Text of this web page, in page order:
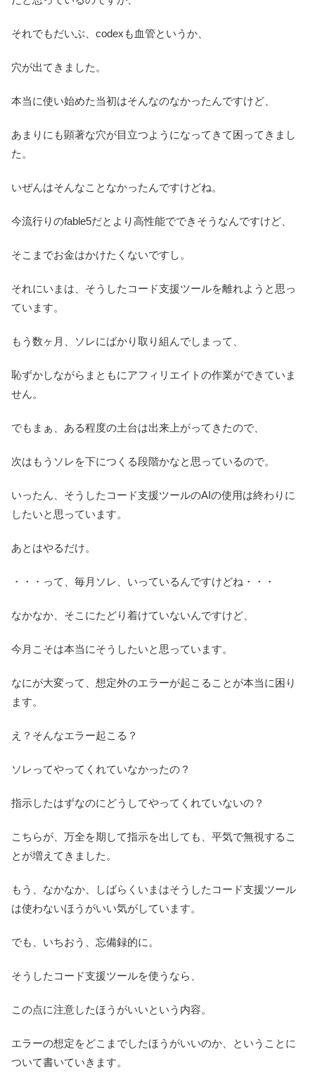
それでもだいぶ、codexも血管というか、
穴が出てきました。
本当に使い始めた当初はそんなのなかったんですけど、
あまりにも顕著な穴が目立つようになってきて困ってきまし
た。
いぜんはそんなことなかったんですけどね。
今流行りのfable5だとより高性能でできそうなんですけど、
そこまでお金はかけたくないですし。
それにいまは、そうしたコード支援ツールを離れようと思っ
ています。
もう数ヶ月、ソレにばかり取り組んでしまって、
恥ずかしながらまともにアフィリエイトの作業ができていま
せん。
でもまぁ、ある程度の土台は出来上がってきたので、
次はもうソレを下につくる段階かなと思っているので。
いったん、そうしたコード支援ツールのAIの使用は終わりに
したいと思っています。
あとはやるだけ。
・・・って、毎月ソレ、いっているんですけどね・・・
なかなか、そこにたどり着けていないんですけど、
今月こそは本当にそうしたいと思っています。
なにが大変って、想定外のエラーが起こることが本当に困り
ます。
え？そんなエラー起こる？
ソレってやってくれていなかったの？
指示したはずなのにどうしてやってくれていないの？
こちらが、万全を期して指示を出しても、平気で無視するこ
とが増えてきました。
もう、なかなか、しばらくいまはそうしたコード支援ツール
は使わないほうがいい気がしています。
でも、いちおう、忘備録的に。
そうしたコード支援ツールを使うなら、
この点に注意したほうがいいという内容。
エラーの想定をどこまでしたほうがいいのか、ということに
ついて書いていきます。